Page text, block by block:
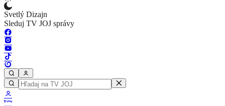
Svetlý Dizajn
Sleduj TV JOJ správy